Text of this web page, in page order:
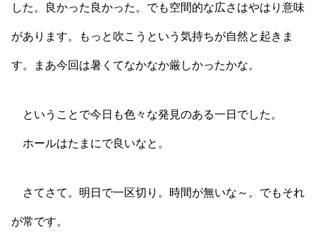
した。良かった良かった。でも空間的な広さはやはり意味
があります。もっと吹こうという気持ちが自然と起きま
す。まあ今回は暑くてなかなか厳しかったかな。
ということで今日も色々な発見のある一日でした。
ホールはたまにで良いなと。
さてさて。明日で一区切り。時間が無いな～。でもそれ
が常です。